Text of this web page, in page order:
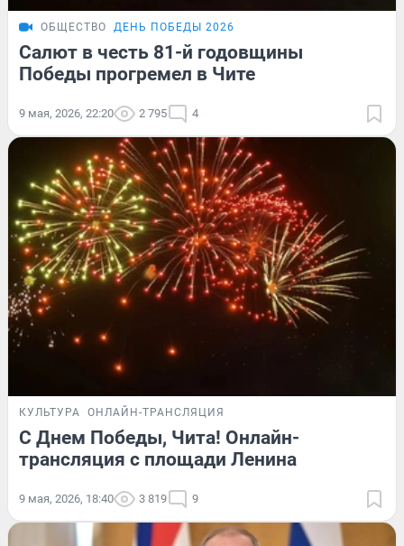
ОБЩЕСТВО ДЕНЬ ПОБЕДЫ 2026
Салют в честь 81-й годовщины
Победы прогремел в Чите
9 мая, 2026, 22:20 2 795 4
КУЛЬТУРА ОНЛАЙН-ТРАНСЛЯЦИЯ
С Днем Победы, Чита! Онлайн-
трансляция с площади Ленина
9 мая, 2026, 18:40 3 819 9